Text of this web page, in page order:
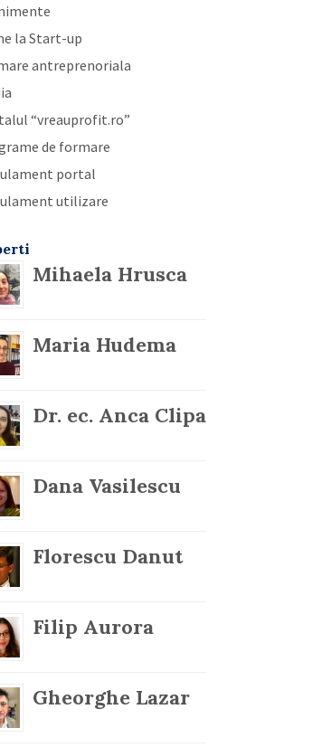
la Start-up
antreprenoriala
“vreauprofit.ro”
de formare
portal
utilizare
Mihaela Hrusca
Maria Hudema
Dr. ec. Anca Clipa
Dana Vasilescu
Florescu Danut
Filip Aurora
Gheorghe Lazar